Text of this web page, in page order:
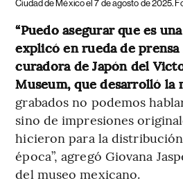
Ciudad de México el 7 de agosto de 2025.
“Puedo asegurar que es
explicó en rueda de
curadora de Japón del
Museum, que desarrolló la
grabados no podemos
sino de impresiones
hicieron para la distribución
época”, agregó Giovana
del museo mexicano.